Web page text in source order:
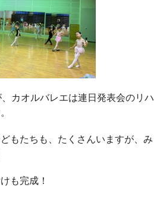
カオルバレエは連日発表会のリハ
もたちも、たくさんいますが、み
も完成！